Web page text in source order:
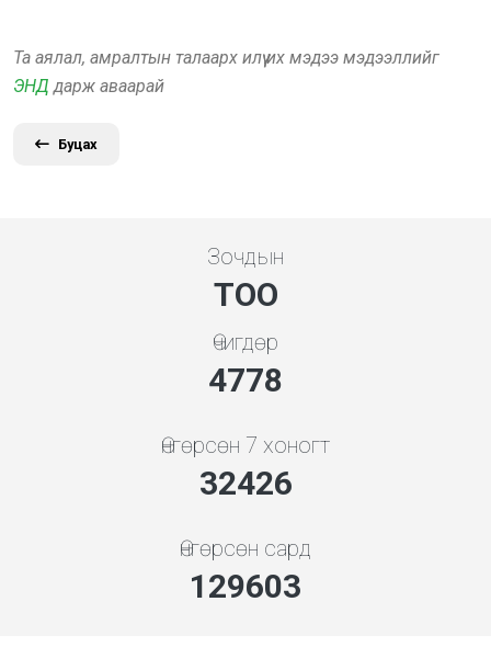
Та аялал, амралтын талаарх илүү их мэдээ мэдээллийг
ЭНД дарж аваарай
Буцах
Зочдын
ТОО
Өчигдөр
5119
Өнгөрсөн 7 хоногт
34742
Өнгөрсөн сард
138860